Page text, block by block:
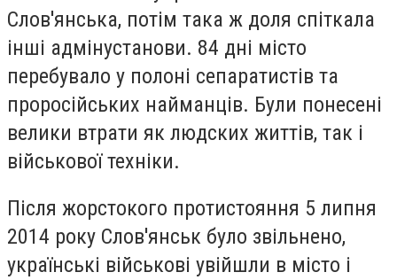
Слов'янська, потім така ж доля спіткала
інші адмінустанови. 84 дні місто
перебувало у полоні сепаратистів та
проросійських найманців. Були понесені
велики втрати як людских життів, так і
військової техніки.
Після жорстокого протистояння 5 липня
2014 року Слов'янськ було звільнено,
українські військові увійшли в місто і